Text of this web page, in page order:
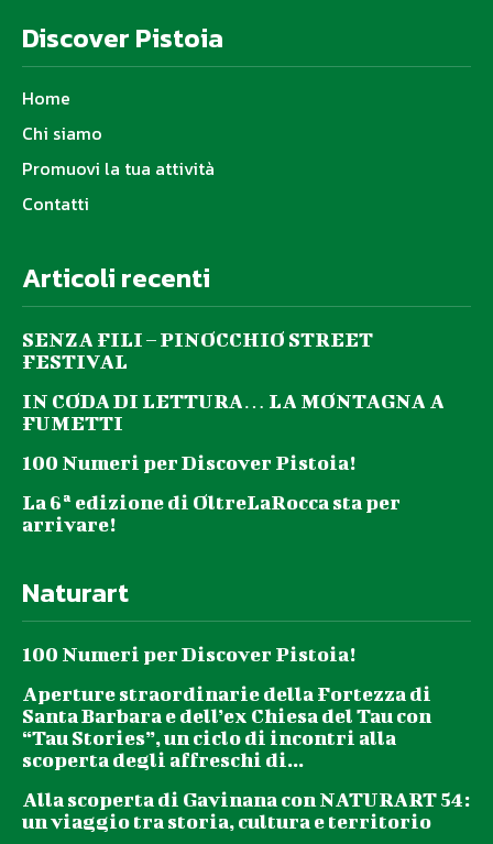
Discover Pistoia
Home
Chi siamo
Promuovi la tua attività
Contatti
Articoli recenti
SENZA FILI – PINOCCHIO STREET
FESTIVAL
IN CODA DI LETTURA… LA MONTAGNA A
FUMETTI
100 Numeri per Discover Pistoia!
La 6ª edizione di OltreLaRocca sta per
arrivare!
Naturart
100 Numeri per Discover Pistoia!
Aperture straordinarie della Fortezza di
Santa Barbara e dell’ex Chiesa del Tau con
“Tau Stories”, un ciclo di incontri alla
scoperta degli affreschi di...
Alla scoperta di Gavinana con NATURART 54:
un viaggio tra storia, cultura e territorio